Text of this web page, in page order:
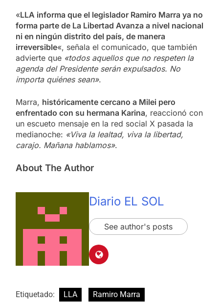
«LLA informa que el legislador Ramiro Marra ya no
forma parte de La Libertad Avanza a nivel nacional
ni en ningún distrito del país, de manera
irreversible«, señala el comunicado, que también
advierte que «todos aquellos que no respeten la
agenda del Presidente serán expulsados. No
importa quiénes sean».
Marra, históricamente cercano a Milei pero
enfrentado con su hermana Karina, reaccionó con
un escueto mensaje en la red social X pasada la
medianoche: «Viva la lealtad, viva la libertad,
carajo. Mañana hablamos».
About The Author
Diario EL SOL
See author's posts
Etiquetado: LLA Ramiro Marra